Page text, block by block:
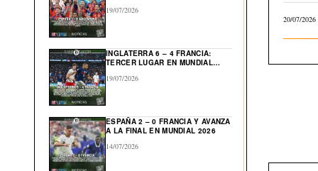
19/07/2026
INGLATERRA 6 – 4 FRANCIA:
TERCER LUGAR EN MUNDIAL
19/07/2026
ESPAÑA 2 – 0 FRANCIA Y AVANZA
A LA FINAL EN MUNDIAL 2026
14/07/2026
20/07/2026